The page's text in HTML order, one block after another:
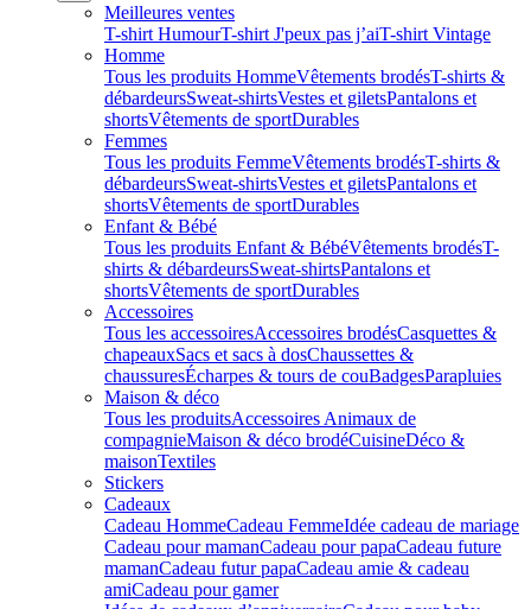
Meilleures ventes
T-shirt HumourT-shirt J'peux pas j’aiT-shirt Vintage
Homme
Tous les produits HommeVêtements brodésT-shirts &
débardeursSweat-shirtsVestes et giletsPantalons et
shortsVêtements de sportDurables
Femmes
Tous les produits FemmeVêtements brodésT-shirts &
débardeursSweat-shirtsVestes et giletsPantalons et
shortsVêtements de sportDurables
Enfant & Bébé
Tous les produits Enfant & BébéVêtements brodésT-
shirts & débardeursSweat-shirtsPantalons et
shortsVêtements de sportDurables
Accessoires
Tous les accessoiresAccessoires brodésCasquettes &
chapeauxSacs et sacs à dosChaussettes &
chaussuresÉcharpes & tours de couBadgesParapluies
Maison & déco
Tous les produitsAccessoires Animaux de
compagnieMaison & déco brodéCuisineDéco &
maisonTextiles
Stickers
Cadeaux
Cadeau HommeCadeau FemmeIdée cadeau de mariage​
Cadeau pour mamanCadeau pour papaCadeau future
mamanCadeau futur papaCadeau amie & cadeau
amiCadeau pour gamer